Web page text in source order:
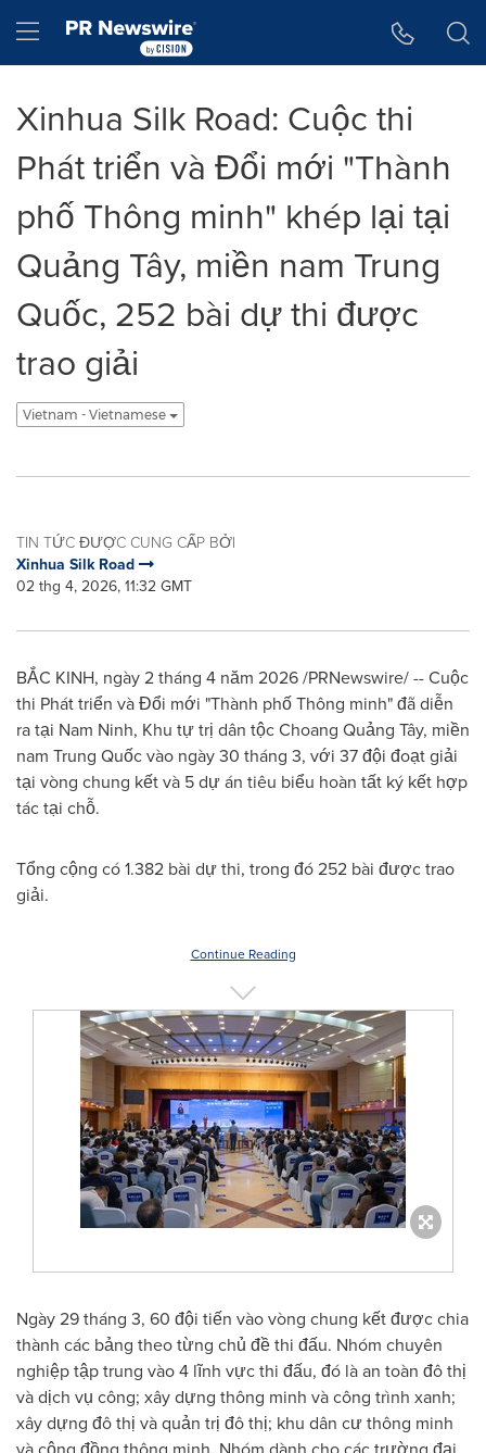
Hamburger menu
Xinhua Silk Road: Cuộc thi
Phát triển và Đổi mới "Thành
phố Thông minh" khép lại tại
Quảng Tây, miền nam Trung
Quốc, 252 bài dự thi được
trao giải
Vietnam - Vietnamese
TIN TỨC ĐƯỢC CUNG CẤP BỞI
Xinhua Silk Road
02 thg 4, 2026, 11:32 GMT
BẮC KINH, ngày 2 tháng 4 năm 2026 /PRNewswire/ -- Cuộc
thi Phát triển và Đổi mới "Thành phố Thông minh" đã diễn
ra tại Nam Ninh, Khu tự trị dân tộc Choang Quảng Tây, miền
nam Trung Quốc vào ngày 30 tháng 3, với 37 đội đoạt giải
tại vòng chung kết và 5 dự án tiêu biểu hoàn tất ký kết hợp
tác tại chỗ.
Tổng cộng có 1.382 bài dự thi, trong đó 252 bài được trao
giải.
Continue Reading
Ngày 29 tháng 3, 60 đội tiến vào vòng chung kết được chia
thành các bảng theo từng chủ đề thi đấu. Nhóm chuyên
nghiệp tập trung vào 4 lĩnh vực thi đấu, đó là an toàn đô thị
và dịch vụ công; xây dựng thông minh và công trình xanh;
xây dựng đô thị và quản trị đô thị; khu dân cư thông minh
và cộng đồng thông minh. Nhóm dành cho các trường đại